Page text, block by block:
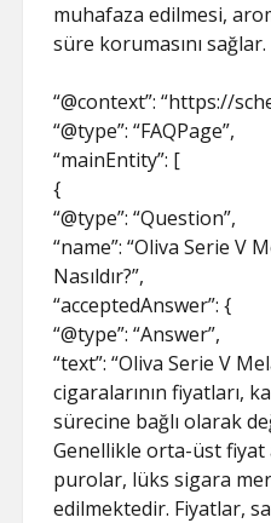
muhafaza edilmesi,
süre korumasını sağlar.
“@context”: “https://
“@type”: “FAQPage”,
“mainEntity”: [
{
“@type”: “Question”,
“name”: “Oliva Serie V
Nasıldır?”,
“acceptedAnswer”: {
“@type”: “Answer”,
“text”: “Oliva Serie V
cigaralarının fiyatları,
sürecine bağlı olarak
Genellikle orta-üst fiyat
purolar, lüks sigara
edilmektedir. Fiyatlar,